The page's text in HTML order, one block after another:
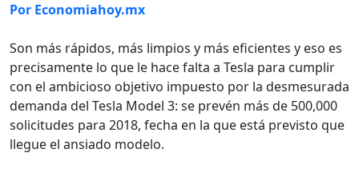
Por Economiahoy.mx
Son más rápidos, más limpios y más eficientes y eso es
precisamente lo que le hace falta a Tesla para cumplir
con el ambicioso objetivo impuesto por la desmesurada
demanda del Tesla Model 3: se prevén más de 500,000
solicitudes para 2018, fecha en la que está previsto que
llegue el ansiado modelo.